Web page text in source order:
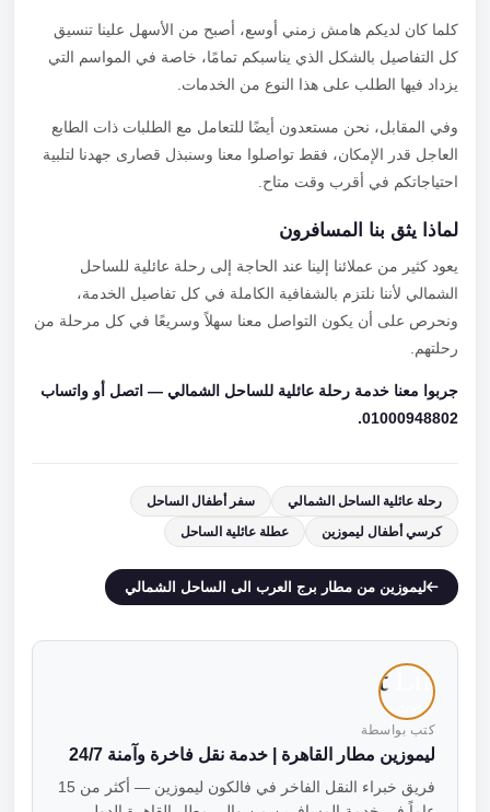
كلما كان لديكم هامش زمني أوسع، أصبح من الأسهل علينا تنسيق
كل التفاصيل بالشكل الذي يناسبكم تمامًا، خاصة في المواسم التي
يزداد فيها الطلب على هذا النوع من الخدمات.
وفي المقابل، نحن مستعدون أيضًا للتعامل مع الطلبات ذات الطابع
العاجل قدر الإمكان، فقط تواصلوا معنا وسنبذل قصارى جهدنا لتلبية
احتياجاتكم في أقرب وقت متاح.
لماذا يثق بنا المسافرون
يعود كثير من عملائنا إلينا عند الحاجة إلى رحلة عائلية للساحل
الشمالي لأننا نلتزم بالشفافية الكاملة في كل تفاصيل الخدمة،
ونحرص على أن يكون التواصل معنا سهلاً وسريعًا في كل مرحلة من
رحلتهم.
جربوا معنا خدمة رحلة عائلية للساحل الشمالي — اتصل أو واتساب
01000948802.
رحلة عائلية الساحل الشمالي
سفر أطفال الساحل
كرسي أطفال ليموزين
عطلة عائلية الساحل
ليموزين من مطار برج العرب الى الساحل الشمالي
كتب بواسطة
ليموزين مطار القاهرة | خدمة نقل فاخرة وآمنة 24/7
فريق خبراء النقل الفاخر في فالكون ليموزين — أكثر من 15